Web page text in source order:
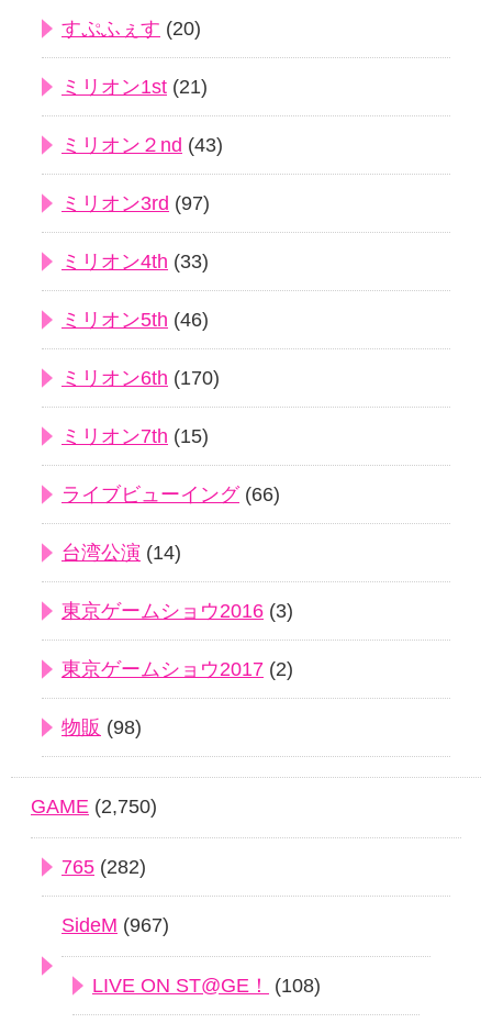
すぷふぇす (20)
ミリオン1st (21)
ミリオン２nd (43)
ミリオン3rd (97)
ミリオン4th (33)
ミリオン5th (46)
ミリオン6th (170)
ミリオン7th (15)
ライブビューイング(66)
台湾公演 (14)
東京ゲームショウ2016 (3)
東京ゲームショウ2017 (2)
物販 (98)
GAME (2,750)
765 (282)
SideM (967)
LIVE ON ST@GE！ (108)